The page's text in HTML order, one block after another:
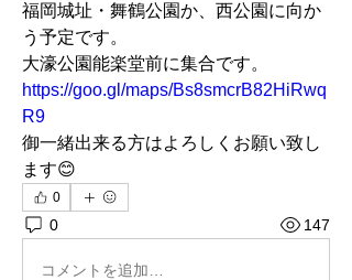
福岡城址・舞鶴公園か、西公園に向か
う予定です。
大濠公園能楽堂前に集合です。
https://goo.gl/maps/Bs8smcrB82HiRwq
R9
御一緒出来る方はよろしくお願い致し
ます😊
0
0 147
コメントを追加…